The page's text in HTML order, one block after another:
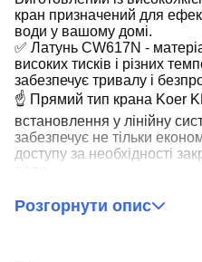
кран призначений для
води у вашому домі.
✅ Латунь CW617N -
високих тисків і різних
забезпечує тривалу і
☝ Прямий тип крана Koer
встановлення у лінійну
забезпечує не тільки
доступу за необхідності
легким, не вимагаючи
професійних навичок.
Розгорнути опис